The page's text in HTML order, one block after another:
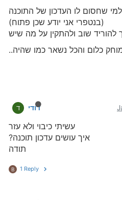
שחסום לו העדכון של התוכנה
(בנטפרי אני יודע שכן פתוח)
להוריד שוב ולהתקין על מה שיש
כלום והכל נשאר כמו שהיה..
ד דודי
עשיתי כיבוי ולא עזר
איך עושים עדכון תוכנה?
תודה
B 1 Reply